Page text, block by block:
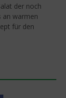
der noch
an warmen
für den